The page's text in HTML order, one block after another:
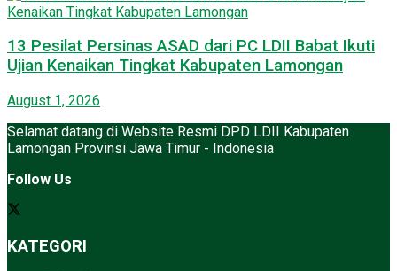
13 Pesilat Persinas ASAD dari PC LDII Babat Ikuti
Ujian Kenaikan Tingkat Kabupaten Lamongan
August 1, 2026
Selamat datang di Website Resmi DPD LDII Kabupaten
Lamongan Provinsi Jawa Timur - Indonesia
Follow Us
KATEGORI